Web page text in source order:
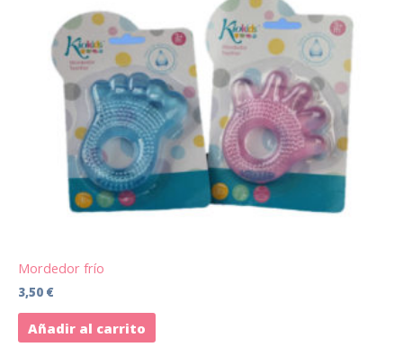
Mordedor frío
3,50 €
Añadir al carrito